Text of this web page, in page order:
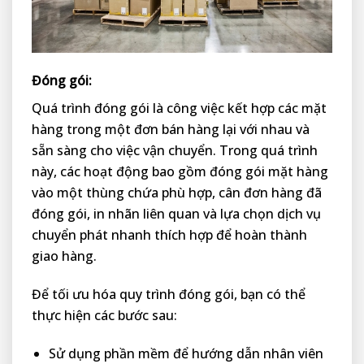
Đóng gói:
Quá trình đóng gói là công việc kết hợp các mặt
hàng trong một đơn bán hàng lại với nhau và
sẵn sàng cho việc vận chuyển. Trong quá trình
này, các hoạt động bao gồm đóng gói mặt hàng
vào một thùng chứa phù hợp, cân đơn hàng đã
đóng gói, in nhãn liên quan và lựa chọn dịch vụ
chuyển phát nhanh thích hợp để hoàn thành
giao hàng.
Để tối ưu hóa quy trình đóng gói, bạn có thể
thực hiện các bước sau:
Sử dụng phần mềm để hướng dẫn nhân viên